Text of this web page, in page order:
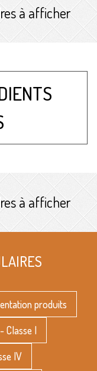
à afficher
à afficher
produits
Classe I
IV